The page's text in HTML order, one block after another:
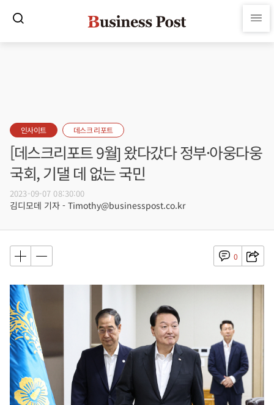
인사이트 데스크 리포트
[데스크리포트 9월] 왔다갔다 정부·아웅다웅
국회, 기댈 데 없는 국민
2023-09-07 08:30:00
김디모데 기자 - Timothy@businesspost.co.kr
0